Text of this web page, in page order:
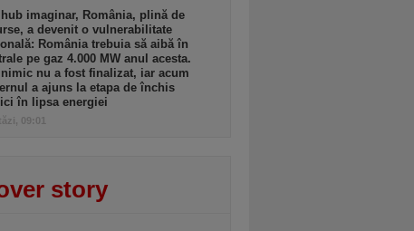
hub imaginar, România, plină de
a devenit o vulnerabilitate
România trebuia să aibă în
pe gaz 4.000 MW anul acesta.
nimic nu a fost finalizat, iar acum
a ajuns la etapa de închis
în lipsa energiei
09:01
story